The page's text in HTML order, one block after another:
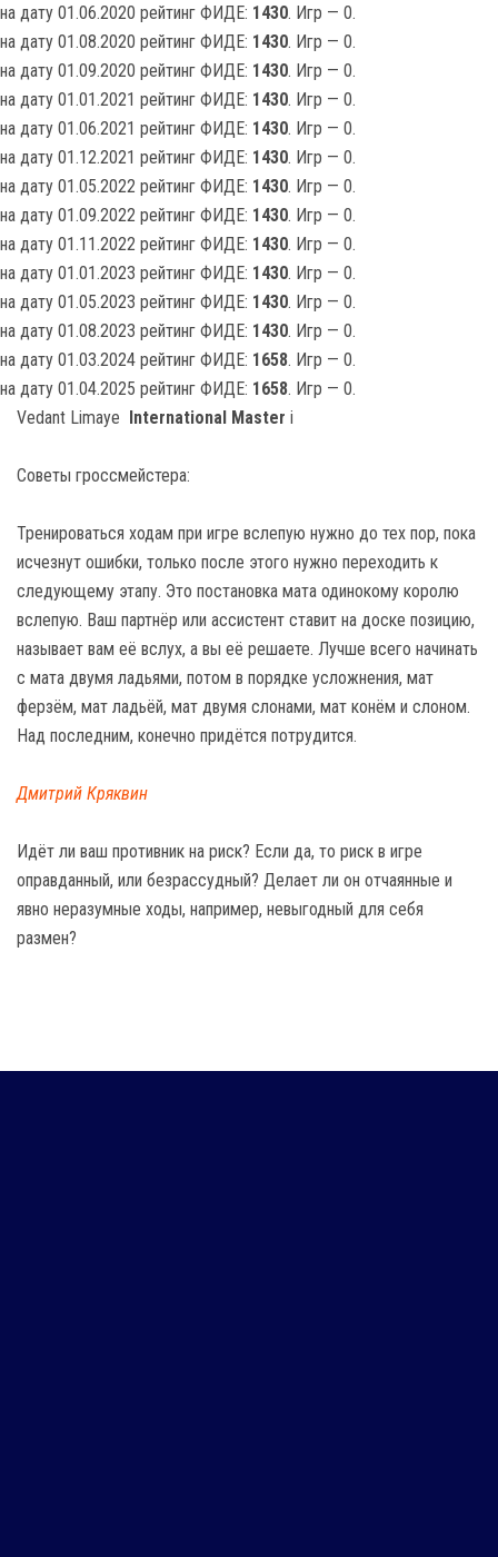
на дату 01.06.2020 рейтинг ФИДЕ: 1430. Игр — 0.
на дату 01.08.2020 рейтинг ФИДЕ: 1430. Игр — 0.
на дату 01.09.2020 рейтинг ФИДЕ: 1430. Игр — 0.
на дату 01.01.2021 рейтинг ФИДЕ: 1430. Игр — 0.
на дату 01.06.2021 рейтинг ФИДЕ: 1430. Игр — 0.
на дату 01.12.2021 рейтинг ФИДЕ: 1430. Игр — 0.
на дату 01.05.2022 рейтинг ФИДЕ: 1430. Игр — 0.
на дату 01.09.2022 рейтинг ФИДЕ: 1430. Игр — 0.
на дату 01.11.2022 рейтинг ФИДЕ: 1430. Игр — 0.
на дату 01.01.2023 рейтинг ФИДЕ: 1430. Игр — 0.
на дату 01.05.2023 рейтинг ФИДЕ: 1430. Игр — 0.
на дату 01.08.2023 рейтинг ФИДЕ: 1430. Игр — 0.
на дату 01.03.2024 рейтинг ФИДЕ: 1658. Игр — 0.
на дату 01.04.2025 рейтинг ФИДЕ: 1658. Игр — 0.
Vedant Limaye International Master i
Советы гроссмейстера:
Тренироваться ходам при игре вслепую нужно до тех пор, пока
исчезнут ошибки, только после этого нужно переходить к
следующему этапу. Это постановка мата одинокому королю
вслепую. Ваш партнёр или ассистент ставит на доске позицию,
называет вам её вслух, а вы её решаете. Лучше всего начинать
с мата двумя ладьями, потом в порядке усложнения, мат
ферзём, мат ладьёй, мат двумя слонами, мат конём и слоном.
Над последним, конечно придётся потрудится.
Дмитрий Кряквин
Идёт ли ваш противник на риск? Если да, то риск в игре
оправданный, или безрассудный? Делает ли он отчаянные и
явно неразумные ходы, например, невыгодный для себя
размен?